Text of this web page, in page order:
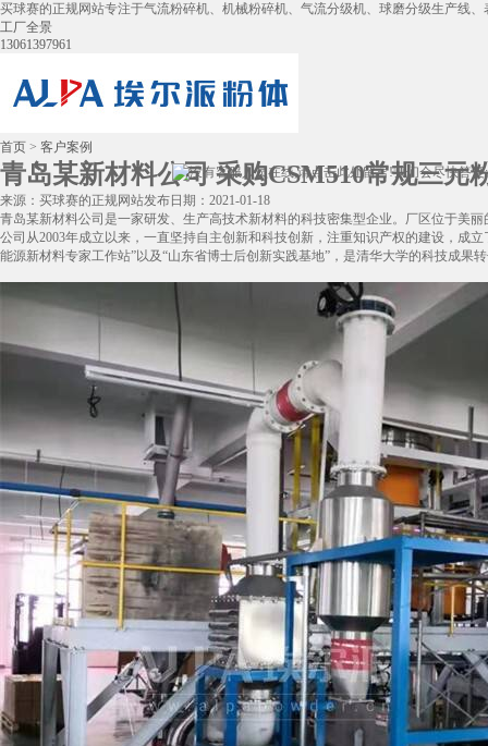
买球赛的正规网站专注于气流粉碎机、机械粉碎机、气流分级机、球磨分级生产线
工厂全景
13061397961
首页 > 客户案例
青岛某新材料公司 采购CSM510常规三元
来源：买球赛的正规网站发布日期：2021-01-18
青岛某新材料公司是一家研发、生产高技术新材料的科技密集型企业。厂区位于美
公司从2003年成立以来，一直坚持自主创新和科技创新，注重知识产权的建设，成
能源新材料专家工作站”以及“山东省博士后创新实践基地”，是清华大学的科技成